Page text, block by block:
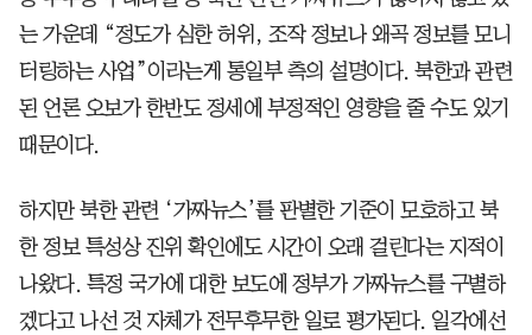
는 가운데 “정도가 심한 허위, 조작 정보나 왜곡 정보를 모니
터링하는 사업”이라는게 통일부 측의 설명이다. 북한과 관련
된 언론 오보가 한반도 정세에 부정적인 영향을 줄 수도 있기
때문이다.
하지만 북한 관련 ‘가짜뉴스’를 판별한 기준이 모호하고 북
한 정보 특성상 진위 확인에도 시간이 오래 걸린다는 지적이
나왔다. 특정 국가에 대한 보도에 정부가 가짜뉴스를 구별하
겠다고 나선 것 자체가 전무후무한 일로 평가된다. 일각에선